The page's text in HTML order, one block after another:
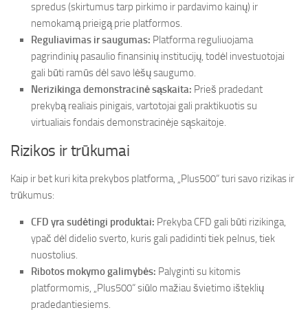
spredus (skirtumus tarp pirkimo ir pardavimo kainų) ir
nemokamą prieigą prie platformos.
Reguliavimas ir saugumas: Platforma reguliuojama
pagrindinių pasaulio finansinių institucijų, todėl investuotojai
gali būti ramūs dėl savo lėšų saugumo.
Nerizikinga demonstracinė sąskaita: Prieš pradedant
prekybą realiais pinigais, vartotojai gali praktikuotis su
virtualiais fondais demonstracinėje sąskaitoje.
Rizikos ir trūkumai
Kaip ir bet kuri kita prekybos platforma, „Plus500“ turi savo rizikas ir
trūkumus:
CFD yra sudėtingi produktai: Prekyba CFD gali būti rizikinga,
ypač dėl didelio sverto, kuris gali padidinti tiek pelnus, tiek
nuostolius.
Ribotos mokymo galimybės: Palyginti su kitomis
platformomis, „Plus500“ siūlo mažiau švietimo išteklių
pradedantiesiems.